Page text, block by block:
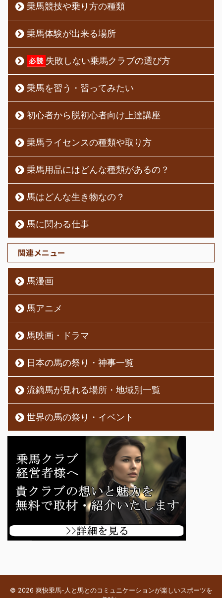
乗馬競技や乗り方の種類
乗馬体験が出来る場所
失敗しない乗馬クラブの選び方
乗馬を習う・習ってみたい
初心者から脱初心者向け上達講座
乗馬ライセンスの種類や取り方
乗馬用品にはどんな種類があるの？
馬はどんな生き物なの？
馬に関わる仕事
関連メニュー
馬漫画
馬アニメ
馬映画・ドラマ
日本の馬の祭り・神事一覧
流鏑馬が見れる場所・地域別一覧
世界の馬の祭り・イベント
© 2026 爽快乗馬-人と馬とのコミュニケーションが楽しいスポーツを